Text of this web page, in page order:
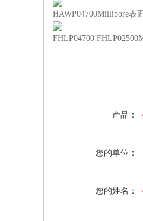
HAWP04700Millipore表
FHLP04700
产品：
您的单位：
您的姓名：